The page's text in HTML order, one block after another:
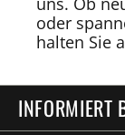
oder
halten Sie
INFORMIERT